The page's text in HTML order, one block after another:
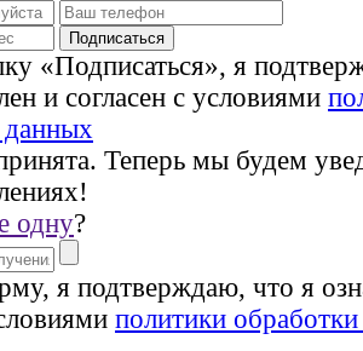
«Подписаться», я
и согласен с условиями
данных
Теперь мы будем
одну?
я подтверждаю, что я
политики